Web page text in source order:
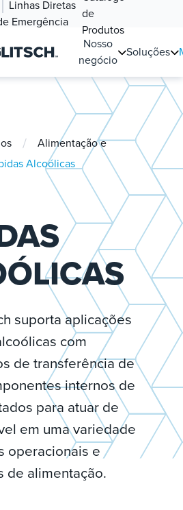
Linhas Diretas
Emergência
de
Produtos
Nosso
negócio
Soluções
/
Alimentação e
Alcoólicas
suporta aplicações
com
de transferência de
internos de
para atuar de
em uma variedade
operacionais e
de alimentação.